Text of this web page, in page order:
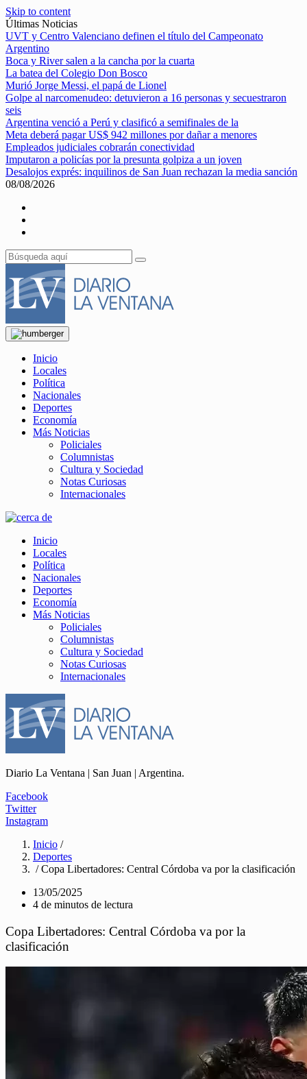
Skip to content
Últimas Noticias
UVT y Centro Valenciano definen el título del Campeonato
Argentino
Boca y River salen a la cancha por la cuarta
La batea del Colegio Don Bosco
Murió Jorge Messi, el papá de Lionel
Golpe al narcomenudeo: detuvieron a 16 personas y secuestraron
seis
Argentina venció a Perú y clasificó a semifinales de la
Meta deberá pagar US$ 942 millones por dañar a menores
Empleados judiciales cobrarán conectividad
Imputaron a policías por la presunta golpiza a un joven
Desalojos exprés: inquilinos de San Juan rechazan la media sanción
08/08/2026
Inicio
Locales
Política
Nacionales
Deportes
Economía
Más Noticias
Policiales
Columnistas
Cultura y Sociedad
Notas Curiosas
Internacionales
Inicio
Locales
Política
Nacionales
Deportes
Economía
Más Noticias
Policiales
Columnistas
Cultura y Sociedad
Notas Curiosas
Internacionales
Diario La Ventana | San Juan | Argentina.
Facebook
Twitter
Instagram
Inicio /
Deportes
/ Copa Libertadores: Central Córdoba va por la clasificación
13/05/2025
4 de minutos de lectura
Copa Libertadores: Central Córdoba va por la
clasificación